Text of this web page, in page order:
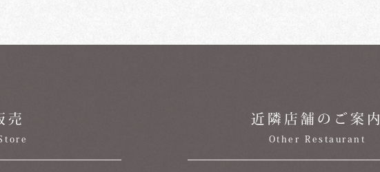
売 近隣店舗のご案内
Other Restaurant